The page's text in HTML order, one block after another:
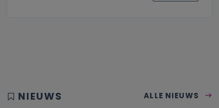
NIEUWS ALLE NIEUWS